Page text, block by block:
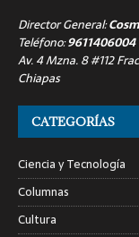
Director General:
Teléfono:9611406004
Av. 4 Mzna. 8 #112
Chiapas
CATEGORÍAS
Ciencia y Tecnología
Columnas
Cultura